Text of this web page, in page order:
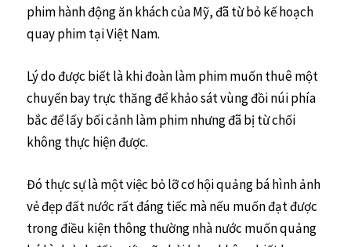
phim hành động ăn khách của Mỹ, đã từ bỏ kế hoạch
quay phim tại Việt Nam.
Lý do được biết là khi đoàn làm phim muốn thuê một
chuyến bay trực thăng để khảo sát vùng đồi núi phía
bắc để lấy bối cảnh làm phim nhưng đã bị từ chối
không thực hiện được.
Đó thực sự là một việc bỏ lỡ cơ hội quảng bá hình ảnh
vẻ đẹp đất nước rất đáng tiếc mà nếu muốn đạt được
trong điều kiện thông thường nhà nước muốn quảng